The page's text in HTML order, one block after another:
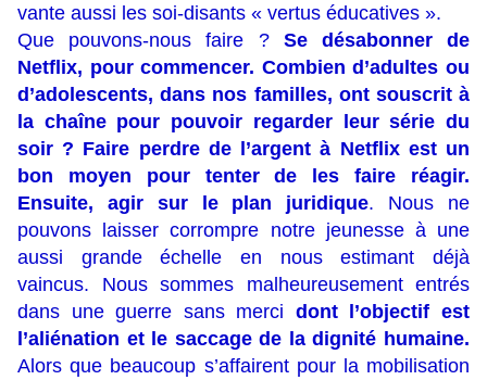
vante aussi les soi-disants « vertus éducatives ».
Que pouvons-nous faire ? Se désabonner de
Netflix, pour commencer. Combien d’adultes ou
d’adolescents, dans nos familles, ont souscrit à
la chaîne pour pouvoir regarder leur série du
soir ? Faire perdre de l’argent à Netflix est un
bon moyen pour tenter de les faire réagir.
Ensuite, agir sur le plan juridique. Nous ne
pouvons laisser corrompre notre jeunesse à une
aussi grande échelle en nous estimant déjà
vaincus. Nous sommes malheureusement entrés
dans une guerre sans merci dont l’objectif est
l’aliénation et le saccage de la dignité humaine.
Alors que beaucoup s’affairent pour la mobilisation